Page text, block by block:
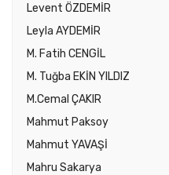
Levent ÖZDEMİR
Leyla AYDEMİR
M. Fatih CENGİL
M. Tuğba EKİN YILDIZ
M.Cemal ÇAKIR
Mahmut Paksoy
Mahmut YAVAŞİ
Mahru Sakarya